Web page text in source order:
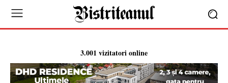
3.001 vizitatori online